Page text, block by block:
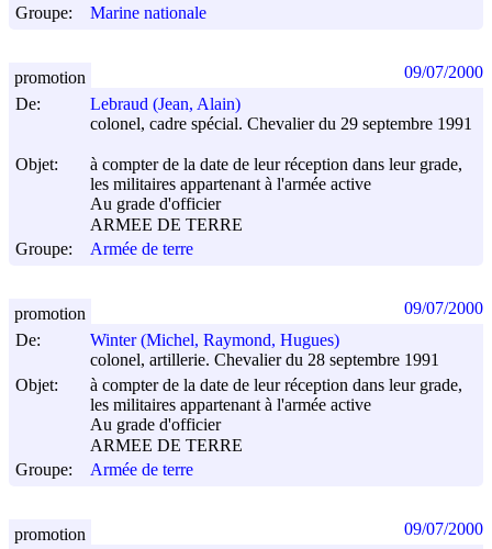
Groupe:
Marine nationale
De:
Lebraud (Jean, Alain)
colonel, cadre spécial. Chevalier du 29 septembre 1991
Objet:
à compter de la date de leur réception dans leur grade,
les militaires appartenant à l'armée active
Au grade d'officier
ARMEE DE TERRE
Groupe:
Armée de terre
promotion 09/07/2000
De:
Winter (Michel, Raymond, Hugues)
colonel, artillerie. Chevalier du 28 septembre 1991
Objet:
à compter de la date de leur réception dans leur grade,
les militaires appartenant à l'armée active
Au grade d'officier
ARMEE DE TERRE
Groupe:
Armée de terre
promotion 09/07/2000
promotion 09/07/2000